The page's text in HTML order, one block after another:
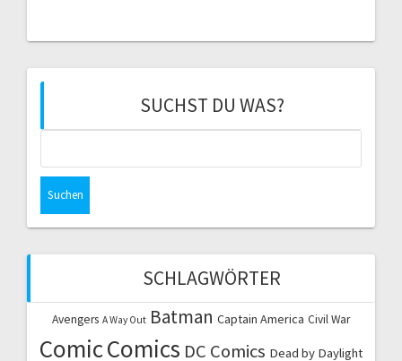
SUCHST DU WAS?
SCHLAGWÖRTER
Avengers A Way Out Batman Captain America Civil War
ComicComics DC Comics Dead by Daylight